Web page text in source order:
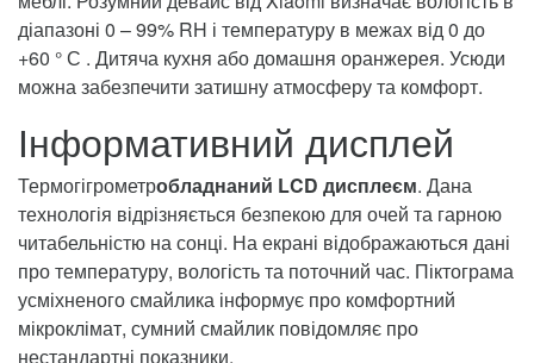
діапазоні 0 – 99% RH і температуру в межах від 0 до
+60 ° С . Дитяча кухня або домашня оранжерея. Усюди
можна забезпечити затишну атмосферу та комфорт.
Інформативний дисплей
Термогігрометробладнаний LCD дисплеєм. Дана
технологія відрізняється безпекою для очей та гарною
читабельністю на сонці. На екрані відображаються дані
про температуру, вологість та поточний час. Піктограма
усміхненого смайлика інформує про комфортний
мікроклімат, сумний смайлик повідомляє про
нестандартні показники.